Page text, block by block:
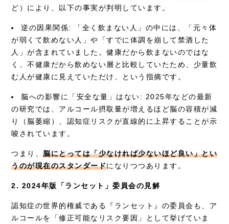
ど）により、以下の事実が判明しています。
逆の因果関係: 「全く飲まない人」の中には、「元々体
が弱くて飲めない人」や「すでに体調を崩して禁酒した
人」が含まれていました。健康だから飲まないのではな
く、不健康だから飲めない層と比較していたため、少量飲
む人が健康に見えていただけ、という指摘です。
脳への影響に「安全な量」はない: 2025年などの最新
の研究では、アルコール摂取量が増えるほど脳の容積が減
り（脳萎縮）、認知症リスクが直線的に上昇することが示
唆されています。
つまり、脳にとっては「少なければ少ないほど良い」とい
うのが現在のスタンダードになりつつあります。
2. 2024年版「ランセット」委員会の見解
認知症の世界的権威である『ランセット』の委員会も、ア
ルコールを「修正可能なリスク要因」として挙げていま